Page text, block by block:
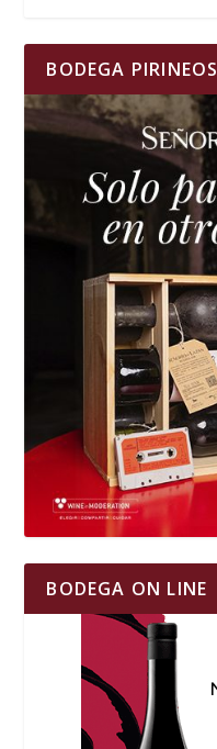
BODEGA PIRINEOS
BODEGA ON LINE